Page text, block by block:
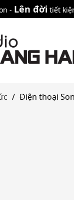
- Lên đời tiết
/ Điện thoại